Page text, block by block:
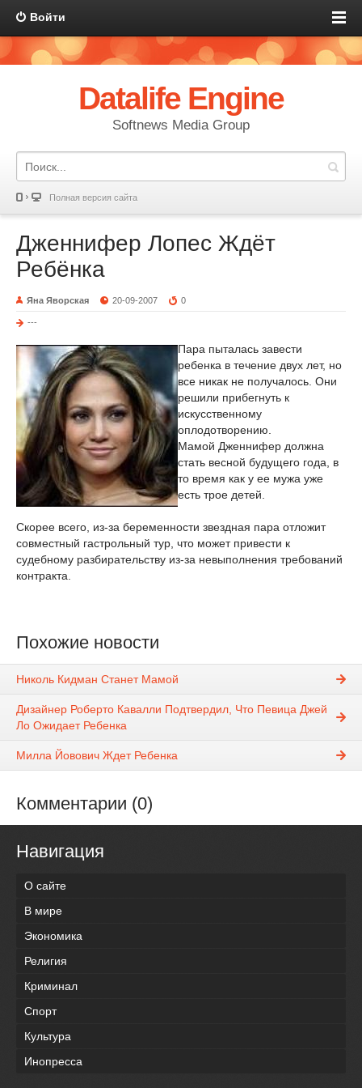
Войти
Datalife Engine
Softnews Media Group
Полная версия сайта
Дженнифер Лопес Ждёт
Ребёнка
Яна Яворская 20-09-2007 0
---
Пара пыталась завести
ребенка в течение двух лет, но
все никак не получалось. Они
решили прибегнуть к
искусственному
оплодотворению.
Мамой Дженнифер должна
стать весной будущего года, в
то время как у ее мужа уже
есть трое детей.
Скорее всего, из-за беременности звездная пара отложит
совместный гастрольный тур, что может привести к
судебному разбирательству из-за невыполнения требований
контракта.
Похожие новости
Николь Кидман Станет Мамой
Дизайнер Роберто Кавалли Подтвердил, Что Певица Джей
Ло Ожидает Ребенка
Милла Йовович Ждет Ребенка
Комментарии (0)
Навигация
О сайте
В мире
Экономика
Религия
Криминал
Спорт
Культура
Инопресса